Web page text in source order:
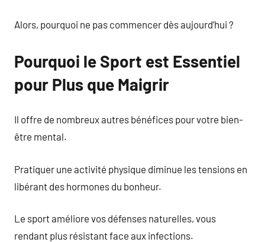
Alors, pourquoi ne pas commencer dès aujourd’hui ?
Pourquoi le Sport est Essentiel
pour Plus que Maigrir
Il offre de nombreux autres bénéfices pour votre bien-
être mental.
Pratiquer une activité physique diminue les tensions en
libérant des hormones du bonheur.
Le sport améliore vos défenses naturelles, vous
rendant plus résistant face aux infections.